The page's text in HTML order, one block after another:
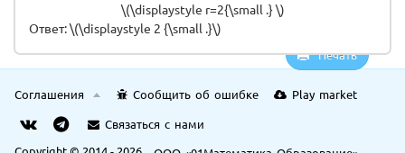
Печать
\(\displaystyle r=2{\small .} \)
Ответ: \(\displaystyle 2 {\small .}\)
Соглашения Сообщить об ошибке
Play market
Связаться с нами